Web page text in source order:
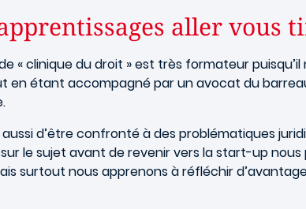
aller vous
« clinique du droit » est très formateur
en étant accompagné par un avocat du
aussi d’être confronté à des problématiques
le sujet avant de revenir vers la start-up
surtout nous apprenons à réfléchir